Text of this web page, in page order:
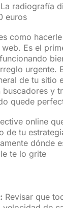
La radiografía
euros
como
Es el
urgente.
de tu sitio
y
quede
online
de tu
dónde
te lo grite
Revisar que